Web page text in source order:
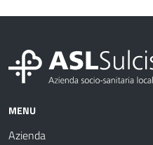
MENU
Azienda